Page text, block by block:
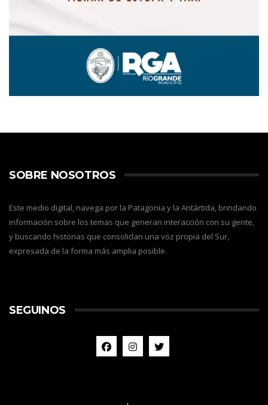
SOBRE NOSOTROS
Este medio digital, navega por la Patagonia y la Antártida, brindando
información sobre los temas que generan interacción con su gente,
y buscando historias que consolidan una voz propia del Sur,
expresada de la forma más amplia posible.
SEGUINOS